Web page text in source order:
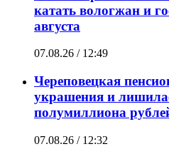
катать вологжан и
августа
07.08.26 / 12:49
Череповецкая
украшения и
полумиллиона
07.08.26 / 12:32